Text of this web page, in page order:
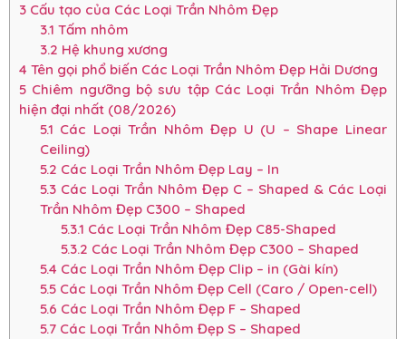
3 Cấu tạo của Các Loại Trần Nhôm Đẹp
3.1 Tấm nhôm
3.2 Hệ khung xương
4 Tên gọi phổ biến Các Loại Trần Nhôm Đẹp Hải Dương
5 Chiêm ngưỡng bộ sưu tập Các Loại Trần Nhôm Đẹp
hiện đại nhất (08/2026)
5.1 Các Loại Trần Nhôm Đẹp U (U – Shape Linear
Ceiling)
5.2 Các Loại Trần Nhôm Đẹp Lay – In
5.3Các Loại Trần Nhôm Đẹp C – Shaped & Các Loại
Trần Nhôm Đẹp C300 – Shaped
5.3.1 Các Loại Trần Nhôm Đẹp C85-Shaped
5.3.2 Các Loại Trần Nhôm Đẹp C300 – Shaped
5.4 Các Loại Trần Nhôm Đẹp Clip – in (Gài kín)
5.5Các Loại Trần Nhôm Đẹp Cell (Caro / Open-cell)
5.6 Các Loại Trần Nhôm Đẹp F – Shaped
5.7Các Loại Trần Nhôm Đẹp S – Shaped